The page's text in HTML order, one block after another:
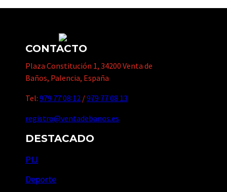
CONTACTO
Plaza Constitución 1, 34200 Venta de
Baños, Palencia, España
Tel: 979 77 08 12 /979 77 08 13
registro@ventadebanos.es
DESTACADO
PIJ
Deporte